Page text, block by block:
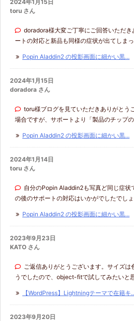
2024年1月15日
toru さん
doradora様大変ご丁寧にご回答いただ
ートの対応と新品も同様の症状が出てしま
Popin Aladdin2 の投影画面に細かい黒...
2024年1月15日
doradora さん
toru様ブログを見ていただきありがとう
場合ですが、サポートより「製品のチップ
Popin Aladdin2 の投影画面に細かい黒...
2024年1月14日
toru さん
自分のPopin Aladdin2も写真ど同じ症状
の後のサポートの対応はいかがでしたでし
Popin Aladdin2 の投影画面に細かい黒...
2023年9月23日
KATO さん
ご返信ありがとうございます。サイズ
うでしたので、object-fitで試してみたいと
【WordPress】Lightningテーマで在籍キ
2023年9月20日